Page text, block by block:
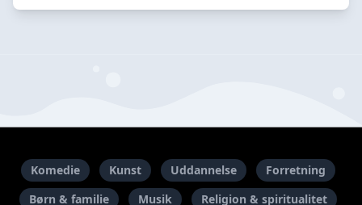
Komedie Kunst Uddannelse
Forretning
Børn & familie
Musik Religion & spiritualitet